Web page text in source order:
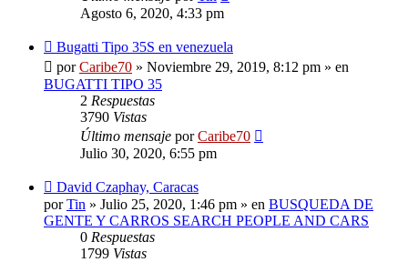
Agosto 6, 2020, 4:33 pm
Nuevo
mensaje
Bugatti Tipo 35S en venezuela
porCaribe70 » Noviembre 29, 2019, 8:12 pm » en
BUGATTI TIPO 35
2 Respuestas
3790 Vistas
Último mensaje porCaribe70
Julio 30, 2020, 6:55 pm
Nuevo
mensaje
David Czaphay, Caracas
porTin » Julio 25, 2020, 1:46 pm » en BUSQUEDA DE
GENTE Y CARROS SEARCH PEOPLE AND CARS
0 Respuestas
1799 Vistas